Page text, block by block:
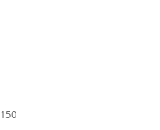
150